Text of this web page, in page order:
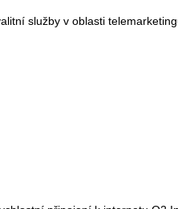
služby v oblasti